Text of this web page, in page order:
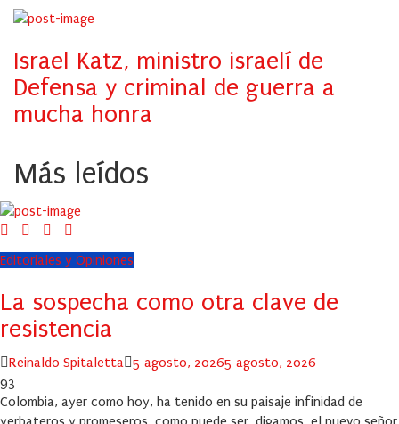
Israel Katz, ministro israelí de
Defensa y criminal de guerra a
mucha honra
Más leídos
Editoriales y Opiniones
La sospecha como otra clave de
resistencia
Author
Reinaldo Spitaletta Posted
5 agosto, 20265 agosto, 2026
93
Colombia, ayer como hoy, ha tenido en su paisaje infinidad de